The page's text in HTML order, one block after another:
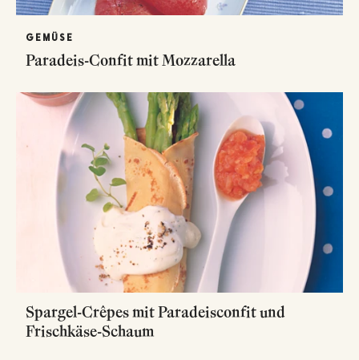
GEMÜSE
Paradeis-Confit mit Mozzarella
Spargel-Crêpes mit Paradeisconfit und
Frischkäse-Schaum